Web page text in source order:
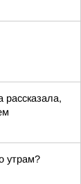
утрам?